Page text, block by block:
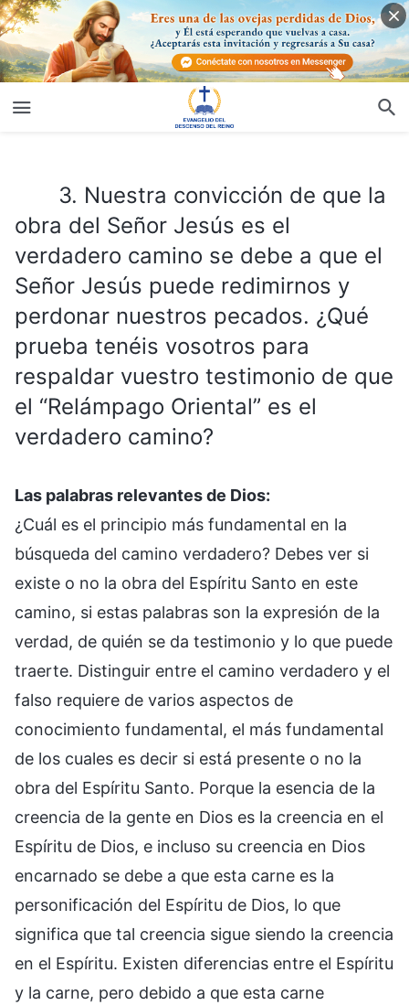
3. Nuestra convicción de que la
obra del Señor Jesús es el
verdadero camino se debe a que el
Señor Jesús puede redimirnos y
perdonar nuestros pecados. ¿Qué
prueba tenéis vosotros para
respaldar vuestro testimonio de que
el “Relámpago Oriental” es el
verdadero camino?
Las palabras relevantes de Dios:
¿Cuál es el principio más fundamental en la
búsqueda del camino verdadero? Debes ver si
existe o no la obra del Espíritu Santo en este
camino, si estas palabras son la expresión de la
verdad, de quién se da testimonio y lo que puede
traerte. Distinguir entre el camino verdadero y el
falso requiere de varios aspectos de
conocimiento fundamental, el más fundamental
de los cuales es decir si está presente o no la
obra del Espíritu Santo. Porque la esencia de la
creencia de la gente en Dios es la creencia en el
Espíritu de Dios, e incluso su creencia en Dios
encarnado se debe a que esta carne es la
personificación del Espíritu de Dios, lo que
significa que tal creencia sigue siendo la creencia
en el Espíritu. Existen diferencias entre el Espíritu
y la carne, pero debido a que esta carne